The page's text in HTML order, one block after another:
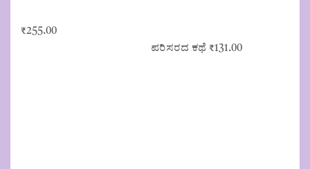
₹255.00
ಪರಿಸರದ ಕಥೆ ₹131.00